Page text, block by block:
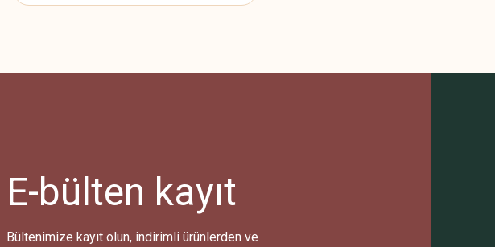
E-bülten kayıt
Bültenimize kayıt olun, indirimli ürünlerden ve